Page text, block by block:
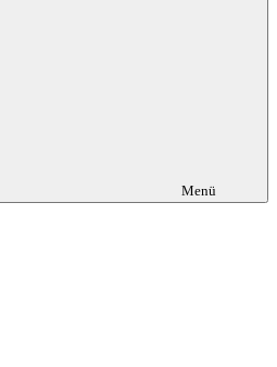
Menü